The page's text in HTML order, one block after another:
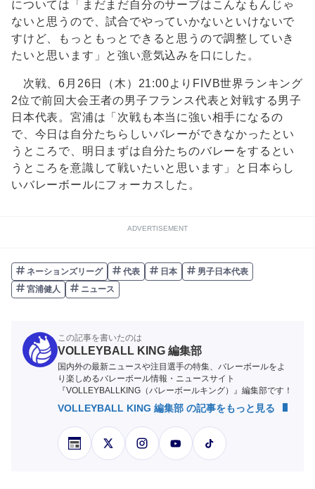
については「まだまだ自分のサーブはこんなもんじゃ
ないと思うので、試合でやっていかないといけないで
すけど、もっともっとできると思うので調整していき
たいと思います」と強い意気込みを口にした。
次戦、6月26日（木）21:00よりFIVB世界ランキング
2位で前回大会王者の男子フランス代表と対戦する男子
日本代表。宮浦は「次戦も本当に強い相手になるの
で、今日は自分たちらしいバレーができなかったとい
うところで、明日まずは自分たちのバレーをするとい
うところを意識して戦いたいと思います」と日本らし
いバレーボールにフォーカスした。
ADVERTISEMENT
ネーションズリーグ 代表 日本
男子日本代表
宮浦健人
ニュース
この記事を書いたのは
VOLLEYBALL KING 編集部
国内外の最新ニュースや注目選手の特集、バレーボールをよ
り楽しめるバレーボール情報・ニュースサイト
『VOLLEYBALLKING（バレーボールキング）』編集部です！
VOLLEYBALL KING 編集部 の記事をもっと見る